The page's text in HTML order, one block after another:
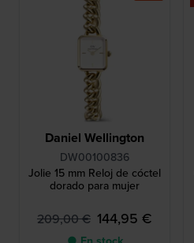
Daniel Wellington
DW00100836
Jolie 15 mm Reloj de cóctel
dorado para mujer
209,00 € 144,95 €